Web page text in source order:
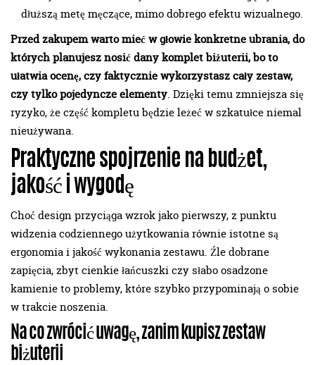
dłuższą metę męczące, mimo dobrego efektu wizualnego.
Przed zakupem warto mieć w głowie konkretne ubrania, do
których planujesz nosić dany komplet biżuterii, bo to
ułatwia ocenę, czy faktycznie wykorzystasz cały zestaw,
czy tylko pojedyncze elementy. Dzięki temu zmniejsza się
ryzyko, że część kompletu będzie leżeć w szkatułce niemal
nieużywana.
Praktyczne spojrzenie na budżet,
jakość i wygodę
Choć design przyciąga wzrok jako pierwszy, z punktu
widzenia codziennego użytkowania równie istotne są
ergonomia i jakość wykonania zestawu. Źle dobrane
zapięcia, zbyt cienkie łańcuszki czy słabo osadzone
kamienie to problemy, które szybko przypominają o sobie
w trakcie noszenia.
Na co zwrócić uwagę, zanim kupisz zestaw
biżuterii